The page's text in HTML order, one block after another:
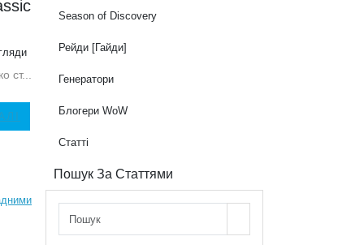
ст...
Season of Discovery
Рейди [Гайди]
Генератори
Блогери WoW
Статті
Пошук За Статтями